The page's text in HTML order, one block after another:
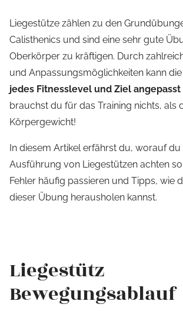
Liegestütze zählen zu den
Calisthenics und sind eine sehr gute
Oberkörper zu kräftigen. Durch
und Anpassungsmöglichkeiten kann
jedes Fitnesslevel und Ziel angepasst
brauchst du für das Training nichts, als
Körpergewicht!
In diesem Artikel erfährst du, worauf du
Ausführung von Liegestützen achten
Fehler häufig passieren und Tipps, wie
dieser Übung herausholen kannst.
Liegestütz
Bewegungsablauf